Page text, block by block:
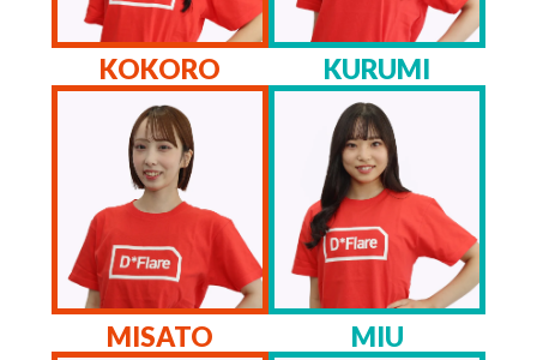
KOKORO KURUMI
MISATO MIU